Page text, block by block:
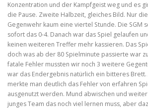
Konzentration und der Kampfgeist weg und es
die Pause. Zweite Halbzeit, gleiches Bild. Nur
Gegenwehr kaum eine viertel Stunde. Die SGM
sofort das 0-4. Danach war das Spiel gelaufen
keinen weiteren Treffer mehr kassieren. Das
doch was ab der 80 Spielminute passierte war
fatale Fehler mussten wir noch 3 weitere
war das Endergebnis natürlich ein bitteres Brett.
merkte man deutlich das Fehler von erfahren
ausgenutzt werden. Mund abwischen und
junges Team das noch viel lernen muss, aber